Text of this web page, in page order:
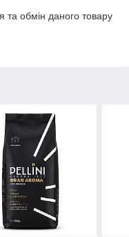
обмін даного товару